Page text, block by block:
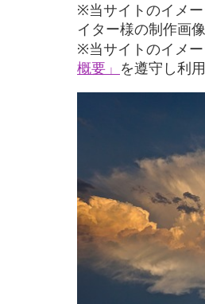
※当サイトのイメ
イター様の制作画
※当サイトのイメ
概要」 を遵守し利